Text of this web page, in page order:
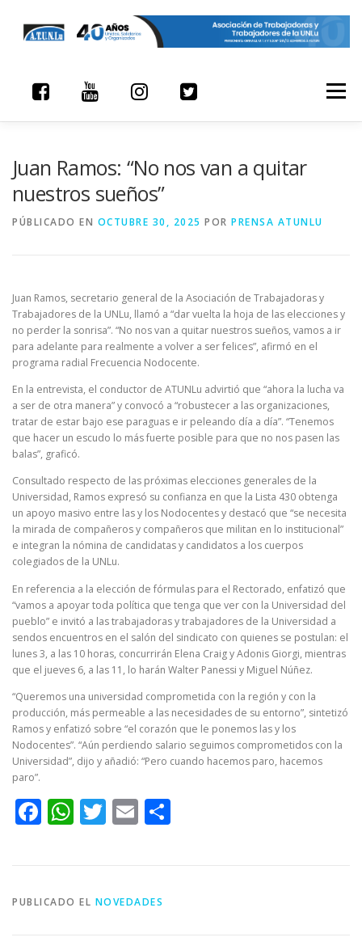
Menú
Juan Ramos: “No nos van a quitar
nuestros sueños”
PÚBLICADO EN OCTUBRE 30, 2025 POR PRENSA ATUNLU
Juan Ramos, secretario general de la Asociación de Trabajadoras y
Trabajadores de la UNLu, llamó a “dar vuelta la hoja de las elecciones y
no perder la sonrisa”. “No nos van a quitar nuestros sueños, vamos a ir
para adelante para realmente a volver a ser felices”, afirmó en el
programa radial Frecuencia Nodocente.
En la entrevista, el conductor de ATUNLu advirtió que “ahora la lucha va
a ser de otra manera” y convocó a “robustecer a las organizaciones,
tratar de estar bajo ese paraguas e ir peleando día a día”. “Tenemos
que hacer un escudo lo más fuerte posible para que no nos pasen las
balas”, graficó.
Consultado respecto de las próximas elecciones generales de la
Universidad, Ramos expresó su confianza en que la Lista 430 obtenga
un apoyo masivo entre las y los Nodocentes y destacó que “se necesita
la mirada de compañeros y compañeros que militan en lo institucional”
e integran la nómina de candidatas y candidatos a los cuerpos
colegiados de la UNLu.
En referencia a la elección de fórmulas para el Rectorado, enfatizó que
“vamos a apoyar toda política que tenga que ver con la Universidad del
pueblo” e invitó a las trabajadoras y trabajadores de la Universidad a
sendos encuentros en el salón del sindicato con quienes se postulan: el
lunes 3, a las 10 horas, concurrirán Elena Craig y Adonis Giorgi, mientras
que el jueves 6, a las 11, lo harán Walter Panessi y Miguel Núñez.
“Queremos una universidad comprometida con la región y con la
producción, más permeable a las necesidades de su entorno”, sintetizó
Ramos y enfatizó sobre “el corazón que le ponemos las y los
Nodocentes”. “Aún perdiendo salario seguimos comprometidos con la
Universidad”, dijo y añadió: “Pero cuando hacemos paro, hacemos
paro”.
Facebook
WhatsApp
Twitter
Email
PUBLICADO EL NOVEDADES